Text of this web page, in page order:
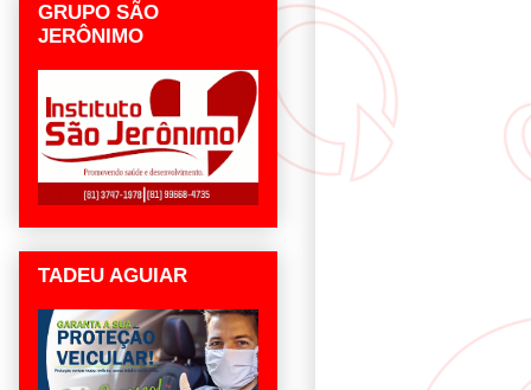
GRUPO SÃO
JERÔNIMO
TADEU AGUIAR